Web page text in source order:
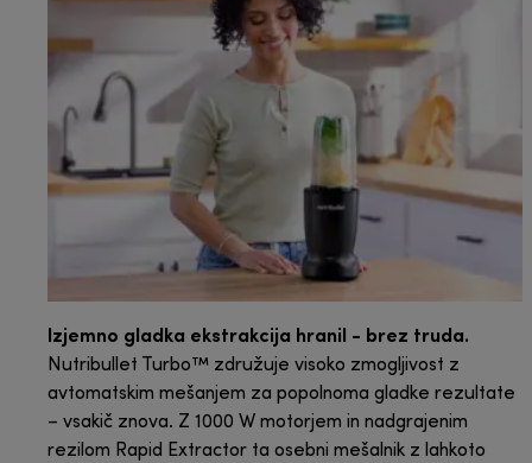
Izjemno gladka ekstrakcija hranil - brez truda.
Nutribullet Turbo™ združuje visoko zmogljivost z
avtomatskim mešanjem za popolnoma gladke rezultate
– vsakič znova. Z 1000 W motorjem in nadgrajenim
rezilom Rapid Extractor ta osebni mešalnik z lahkoto